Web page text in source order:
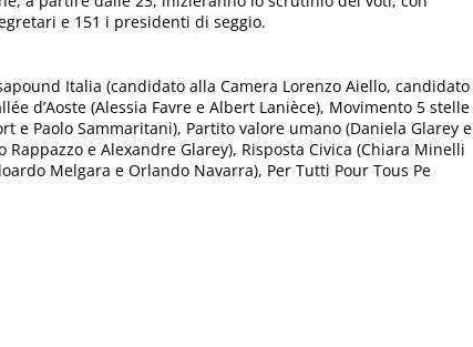
e 151 i presidenti di seggio.
Italia (candidato alla Camera Lorenzo Aiello, candidato
d’Aoste (Alessia Favre e Albert Lanièce), Movimento 5 stelle
e Paolo Sammaritani), Partito valore umano (Daniela Glarey e
e Alexandre Glarey), Risposta Civica (Chiara Minelli
Melgara e Orlando Navarra), Per Tutti Pour Tous Pe